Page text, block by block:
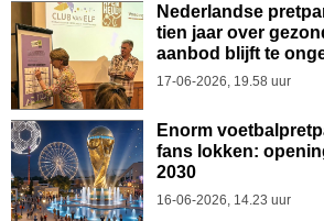
Nederlandse
tien jaar over
aanbod blijft te
17-06-2026, 19.58 uur
Enorm
fans lokken:
2030
16-06-2026, 14.23 uur